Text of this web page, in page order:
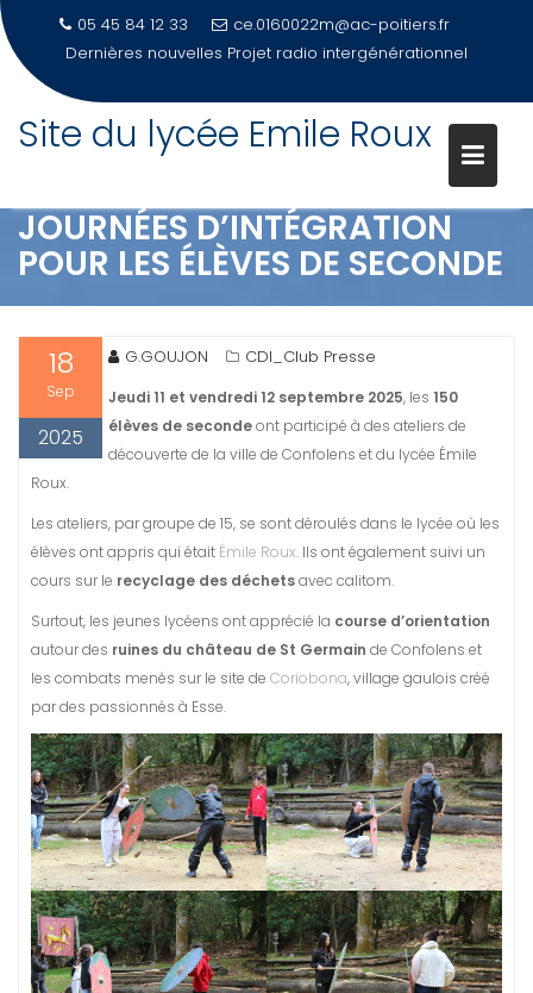
Skip
05 45 84 12 33
ce.0160022m@ac-poitiers.fr
Dernières nouvelles PORTES OUVERTES 2026-Samedi 21 mars
Site du lycée Emile Roux
JOURNÉES D’INTÉGRATION
POUR LES ÉLÈVES DE SECONDE
18
Sep
2025
G.GOUJON CDI_Club Presse
Jeudi 11 et vendredi 12 septembre 2025, les 150
élèves de secondeont participé à des ateliers de
découverte de la ville de Confolens et du lycée Émile
Roux.
Les ateliers, par groupe de 15, se sont déroulés dans le lycée où les
élèves ont appris qui était Émile Roux. Ils ont également suivi un
cours sur le recyclage des déchetsavec calitom.
Surtout, les jeunes lycéens ont apprécié la course d’orientation
autour des ruines du château de St Germain de Confolens et
les combats menés sur le site de Coriobona, village gaulois créé
par des passionnés à Esse.